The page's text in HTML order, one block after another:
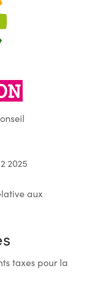
2025
aux
taxes pour la